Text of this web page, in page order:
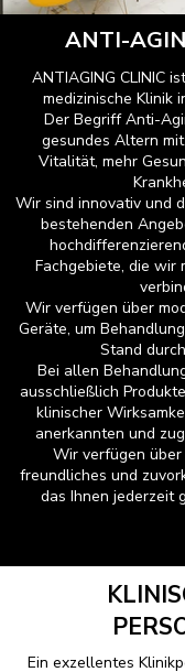
ANTI-
ANTIAGING CLINIC
medizinische Klinik
Der Begriff Anti-
gesundes Altern
Vitalität, mehr
Wir sind innovativ und
bestehenden
Fachgebiete, die wir
Wir verfügen über
Geräte, um
Stand
Bei allen
ausschließlich
klinischer
anerkannten und
Wir verfügen über
freundliches und
das Ihnen jederzeit
Ein exzellentes